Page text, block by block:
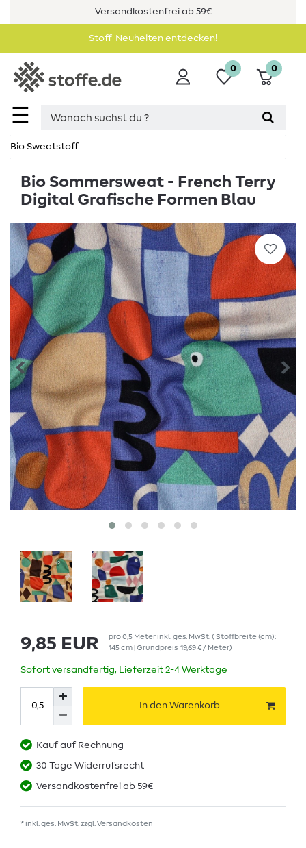
Versandkostenfrei ab 59€
Stoff-Neuheiten entdecken!
☰
0 0
Bio Sweatstoff
Bio Sommersweat - French Terry
Digital Grafische Formen Blau
9,85 EUR pro0,5 Meterinkl. ges. MwSt. ( Stoffbreite (cm):
145 cm | Grundpreis 19,69 € / Meter)
Sofort versandfertig, Lieferzeit 2-4 Werktage
In den Warenkorb
Kauf auf Rechnung
30 Tage Widerrufsrecht
Versandkostenfrei ab 59€
* inkl. ges. MwSt. zzgl. Versandkosten